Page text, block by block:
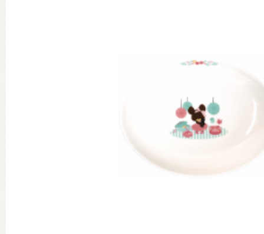
ミュージカル・コンサート
おたのしみコンテンツ(クイズ・
チア ジャッキーズ！